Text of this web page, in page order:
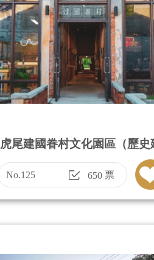
虎尾建國眷村文化園區（歷史
築）
No.125 650票